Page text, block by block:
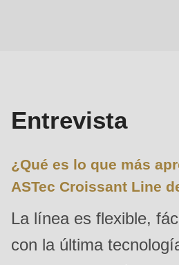
to
#1
($string)
type
string
Entrevista
¿Qué es lo que más
ASTec Croissant Line
La línea es flexible,
con la última